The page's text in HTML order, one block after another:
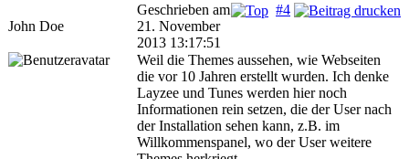
John Doe
#4
Geschrieben am
21. November
2013 13:17:51
Weil die Themes aussehen, wie Webseiten
die vor 10 Jahren erstellt wurden. Ich denke
Layzee und Tunes werden hier noch
Informationen rein setzen, die der User nach
der Installation sehen kann, z.B. im
Willkommenspanel, wo der User weitere